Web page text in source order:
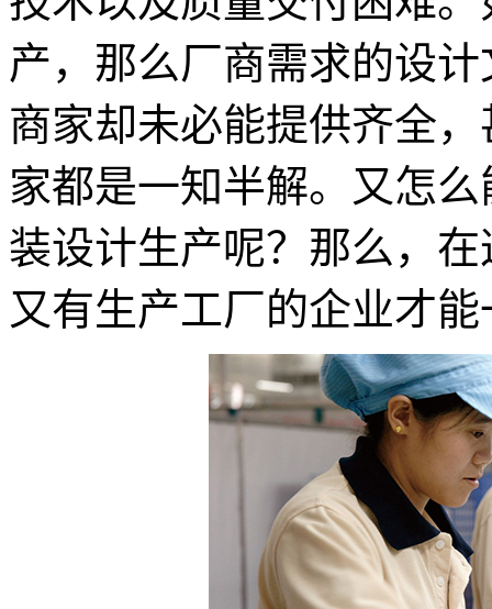
产，那么厂商需求的设
商家却未必能提供齐全
家都是一知半解。又怎
装设计生产呢？那么，
又有生产工厂的企业才